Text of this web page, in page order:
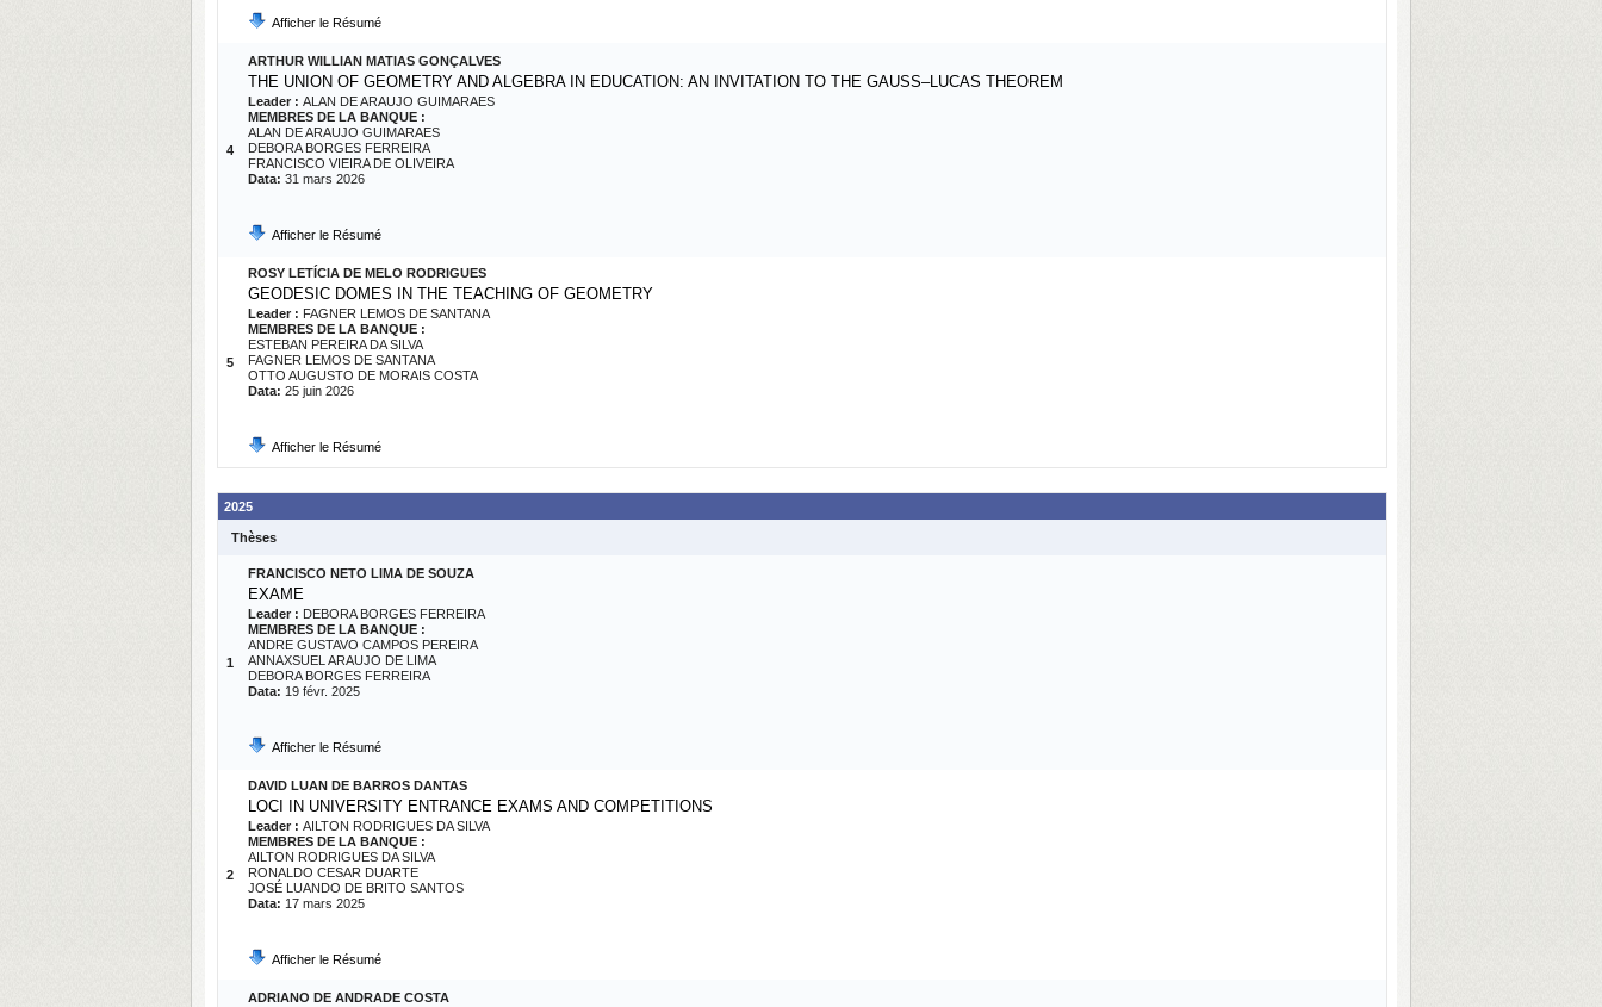
Afficher le Résumé
4
ARTHUR WILLIAN MATIAS GONÇALVES
THE UNION OF GEOMETRY AND ALGEBRA IN EDUCATION: AN INVITATION TO THE GAUSS–LUCAS THEOREM
Leader : ALAN DE ARAUJO GUIMARAES
MEMBRES DE LA BANQUE :
ALAN DE ARAUJO GUIMARAES
DEBORA BORGES FERREIRA
FRANCISCO VIEIRA DE OLIVEIRA
Data: 31 mars 2026
Afficher le Résumé
5
ROSY LETÍCIA DE MELO RODRIGUES
GEODESIC DOMES IN THE TEACHING OF GEOMETRY
Leader : FAGNER LEMOS DE SANTANA
MEMBRES DE LA BANQUE :
ESTEBAN PEREIRA DA SILVA
FAGNER LEMOS DE SANTANA
OTTO AUGUSTO DE MORAIS COSTA
Data: 25 juin 2026
Afficher le Résumé
2025
Thèses
1
FRANCISCO NETO LIMA DE SOUZA
EXAME
Leader : DEBORA BORGES FERREIRA
MEMBRES DE LA BANQUE :
ANDRE GUSTAVO CAMPOS PEREIRA
ANNAXSUEL ARAUJO DE LIMA
DEBORA BORGES FERREIRA
Data: 19 févr. 2025
Afficher le Résumé
2
DAVID LUAN DE BARROS DANTAS
LOCI IN UNIVERSITY ENTRANCE EXAMS AND COMPETITIONS
Leader : AILTON RODRIGUES DA SILVA
MEMBRES DE LA BANQUE :
AILTON RODRIGUES DA SILVA
RONALDO CESAR DUARTE
JOSÉ LUANDO DE BRITO SANTOS
Data: 17 mars 2025
Afficher le Résumé
ADRIANO DE ANDRADE COSTA